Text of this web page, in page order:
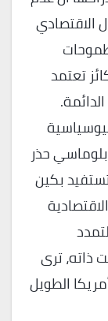
الاقتصادي
تعتمد
حذر
بكين
ذاته، ترى
الطويل